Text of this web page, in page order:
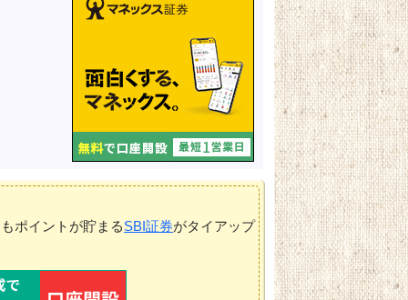
ポイントが貯まるSBI証券がタイアップ